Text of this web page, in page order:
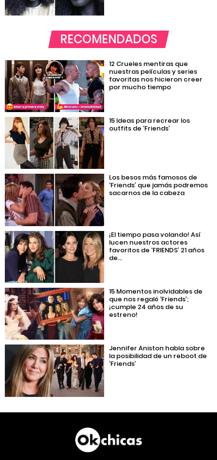
RECOMENDADOS
12 Crueles mentiras que
nuestras películas y series
favoritas nos hicieron creer
por mucho tiempo
15 Ideas para recrear los
outfits de ‘Friends’
Los besos más famosos de
‘Friends’ que jamás podremos
sacarnos de la cabeza
¡El tiempo pasa volando! Así
lucen nuestros actores
favoritos de ‘FRIENDS’ 21 años
de...
15 Momentos inolvidables de
que nos regaló ‘Friends’;
¡cumple 24 años de su
estreno!
Jennifer Aniston habla sobre
la posibilidad de un reboot de
‘Friends’